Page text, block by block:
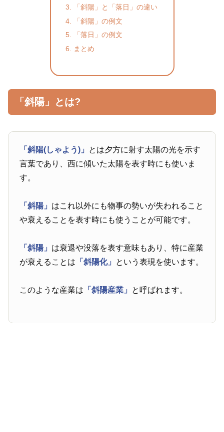
「斜陽」と「落日」の違い
「斜陽」の例文
「落日」の例文
まとめ
「斜陽」とは?
「斜陽(しゃよう)」 とは夕方に射す太陽の光を示す
言葉であり、西に傾いた太陽を表す時にも使いま
す。
「斜陽」 はこれ以外にも物事の勢いが失われること
や衰えることを表す時にも使うことが可能です。
「斜陽」 は衰退や没落を表す意味もあり、特に産業
が衰えることは 「斜陽化」 という表現を使います。
このような産業は 「斜陽産業」 と呼ばれます。